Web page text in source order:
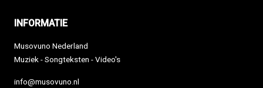
INFORMATIE
Musovuno Nederland
Muziek - Songteksten - Video's
info@musovuno.nl